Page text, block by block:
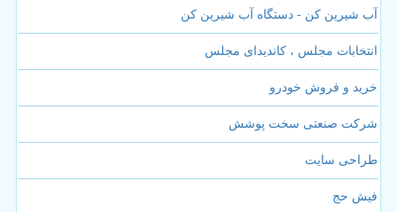
آب شیرین کن - دستگاه آب شیرین کن
انتخابات مجلس ، کاندیدای مجلس
خرید و فروش خودرو
شرکت صنعتی سخت پوشش
طراحی سایت
فیش حج